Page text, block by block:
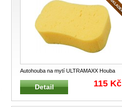
Autohouba na mytí ULTRAMAXX Houba
na mytí automobilu Na čistění vni ...
Detail 115 Kč